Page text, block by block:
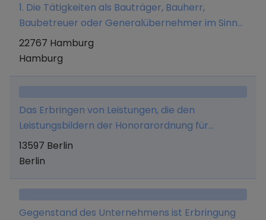
1. Die Tätigkeiten als Bauträger, Bauherr,
Baubetreuer oder Generalübernehmer im Sinne
von § 34c Abs. 1 Satz 1 Ziffern 3. a) und 3. b)
GewO; die Planung, Projektierung, Errichtung und
Wohnanlage für Service Wohnen, der Erwerb
und die Veräußerung solcher Immobilien;
insbesondere im Droopweg, 20537 Hamburg. 2.
Zu diesem Zweck darf die Gesellschaft bebaute
und unbebaute Grundstücke erwerben und
veräußern.
22767 Hamburg
Hamburg
Das Erbringen von Leistungen, die den
Leistungsbildern der Honorarordnung für
Architekten und Ingenieure (HOAI) -
einschließlich deren Anlage 1 - zuzurechnen sind
die hiermit in Zusammenhang stehen.
13597 Berlin
Berlin
Gegenstand des Unternehmens ist Erbringung